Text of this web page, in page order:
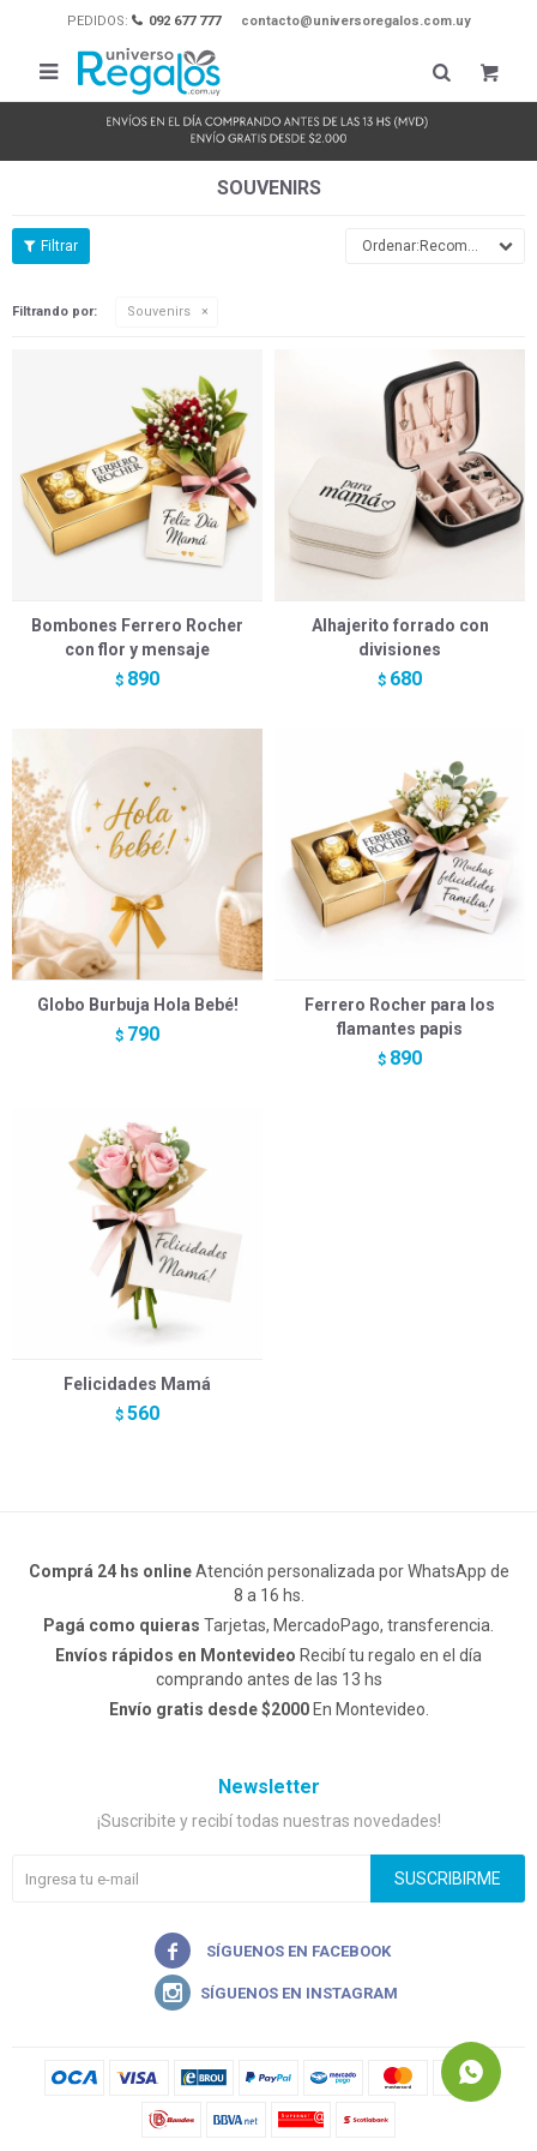
PEDIDOS: 092 677 777 contacto@universoregalos.com.uy

SOUVENIRS
Recomendados
Filtrando por: Souvenirs
Bombones Ferrero Rocher
con flor y mensaje
$ 890
Alhajerito forrado con
divisiones
$ 680
Globo Burbuja Hola Bebé!
$ 790
Ferrero Rocher para los
flamantes papis
$ 890
Felicidades Mamá
$ 560
Comprá 24 hs onlineAtención personalizada por WhatsApp de
8 a 16 hs.
Pagá como quieras Tarjetas, MercadoPago, transferencia.
Envíos rápidos en Montevideo Recibí tu regalo en el día
comprando antes de las 13 hs
Envío gratis desde $2000En Montevideo.
Newsletter
¡Suscribite y recibí todas nuestras novedades!
SUSCRIBIRME

